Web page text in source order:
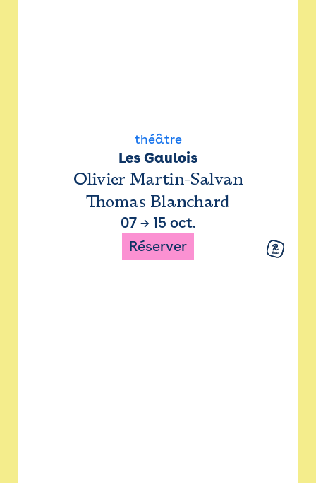
théâtre
Les Gaulois
Olivier Martin-Salvan
Thomas Blanchard
07→ 15 oct.
Réserver